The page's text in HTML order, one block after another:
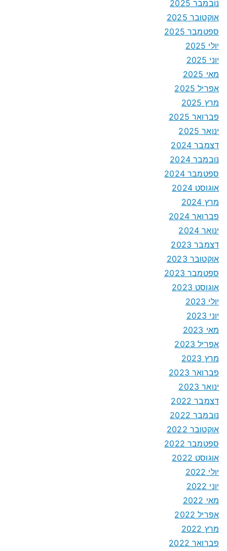
נובמבר 2025
אוקטובר 2025
ספטמבר 2025
יולי 2025
יוני 2025
מאי 2025
אפריל 2025
מרץ 2025
פברואר 2025
ינואר 2025
דצמבר 2024
נובמבר 2024
ספטמבר 2024
אוגוסט 2024
מרץ 2024
פברואר 2024
ינואר 2024
דצמבר 2023
אוקטובר 2023
ספטמבר 2023
אוגוסט 2023
יולי 2023
יוני 2023
מאי 2023
אפריל 2023
מרץ 2023
פברואר 2023
ינואר 2023
דצמבר 2022
נובמבר 2022
אוקטובר 2022
ספטמבר 2022
אוגוסט 2022
יולי 2022
יוני 2022
מאי 2022
אפריל 2022
מרץ 2022
פברואר 2022